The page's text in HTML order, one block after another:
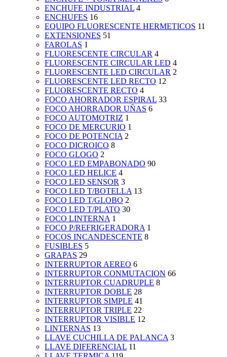
ENCHUFE INDUSTRIAL 4
ENCHUFES 16
EQUIPO FLUORESCENTE HERMETICOS 11
EXTENSIONES 51
FAROLAS 1
FLUORESCENTE CIRCULAR 4
FLUORESCENTE CIRCULAR LED 4
FLUORESCENTE LED CIRCULAR 2
FLUORESCENTE LED RECTO 12
FLUORESCENTE RECTO 4
FOCO AHORRADOR ESPIRAL 33
FOCO AHORRADOR UÑAS 6
FOCO AUTOMOTRIZ 1
FOCO DE MERCURIO 1
FOCO DE POTENCIA 2
FOCO DICROICO 8
FOCO GLOGO 2
FOCO LED EMPABONADO 90
FOCO LED HELICE 4
FOCO LED SENSOR 3
FOCO LED T/BOTELLA 13
FOCO LED T/GLOBO 2
FOCO LED T/PLATO 30
FOCO LINTERNA 1
FOCO P/REFRIGERADORA 1
FOCOS INCANDESCENTE 8
FUSIBLES 5
GRAPAS 29
INTERRUPTOR AEREO 6
INTERRUPTOR CONMUTACION 66
INTERRUPTOR CUADRUPLE 8
INTERRUPTOR DOBLE 28
INTERRUPTOR SIMPLE 41
INTERRUPTOR TRIPLE 22
INTERRUPTOR VISIBLE 12
LINTERNAS 13
LLAVE CUCHILLA DE PALANCA 3
LLAVE DIFERENCIAL 11